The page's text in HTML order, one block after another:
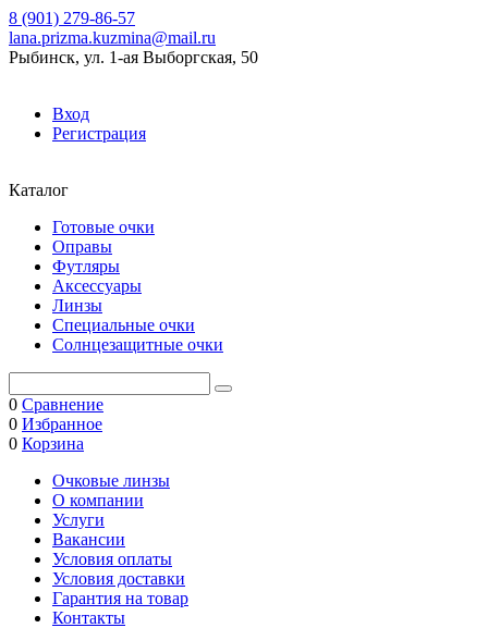
8 (901) 279-86-57
lana.prizma.kuzmina@mail.ru
Рыбинск, ул. 1-ая Выборгская, 50
Вход
Регистрация
Каталог
Готовые очки
Оправы
Футляры
Аксессуары
Линзы
Специальные очки
Солнцезащитные очки
0 Сравнение
0 Избранное
0 Корзина
Очковые линзы
O компании
Услуги
Вакансии
Условия оплаты
Условия доставки
Гарантия на товар
Контакты